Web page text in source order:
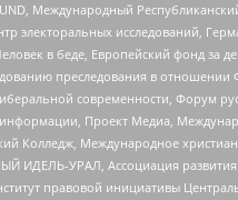
Международный
электоральных исследований,
в беде, Европейский фонд
преследования в
современности, Форум
Проект Медиа,
Колледж, Международное
ИДЕЛЬ-УРАЛ, Ассоциация
правовой инициативы